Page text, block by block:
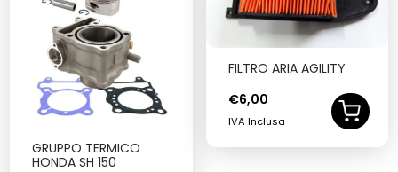
GRUPPO TERMICO
HONDA SH 150
FILTRO ARIA AGILITY
€6,00
IVA Inclusa